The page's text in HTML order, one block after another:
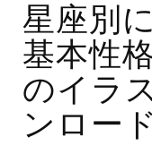
星座別
基本性
のイラ
ンロード